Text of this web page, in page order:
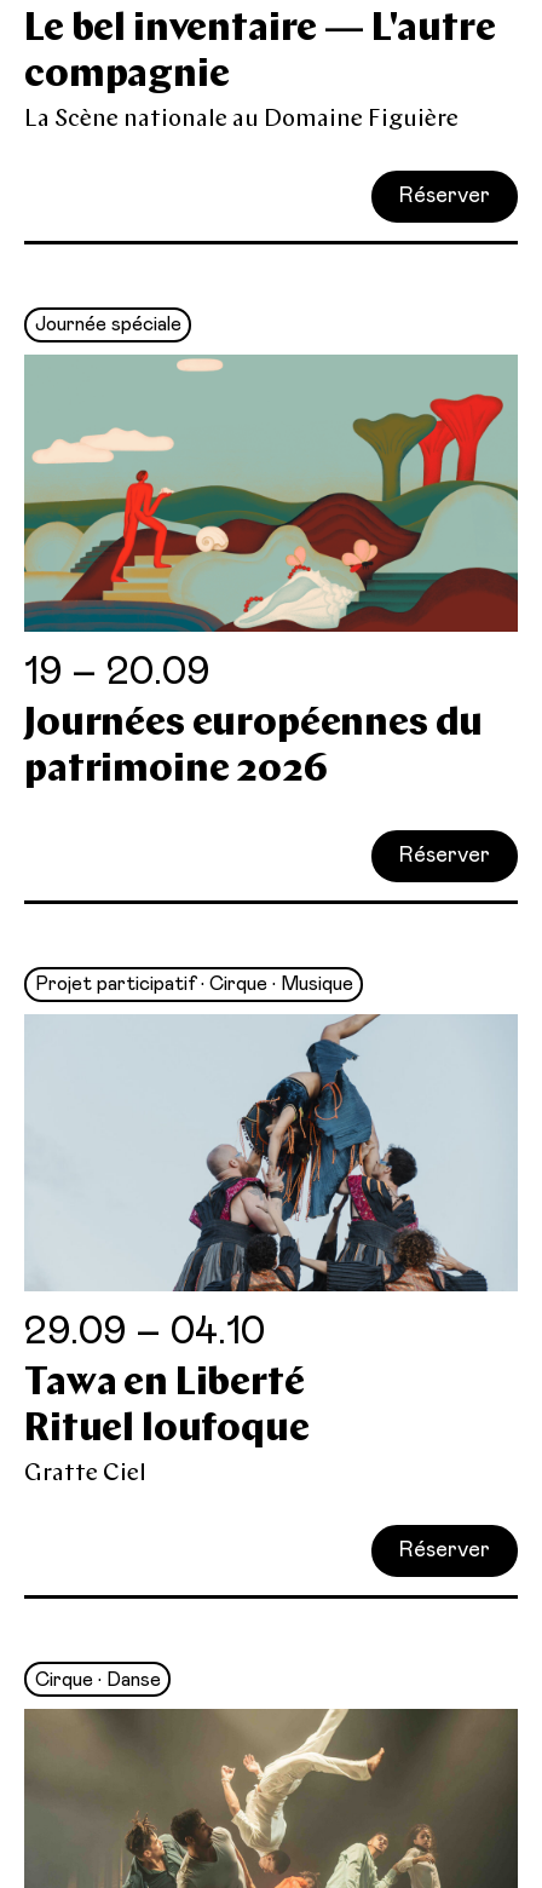
Le bel inventaire — L'autre
compagnie
La Scène nationale au Domaine Figuière
Réserver
Journée spéciale
19 – 20.09
Journées européennes du
patrimoine 2026
Réserver
Projet participatif • Cirque • Musique
29.09 – 04.10
Tawa en Liberté
Rituel loufoque
Gratte Ciel
Réserver
Cirque • Danse